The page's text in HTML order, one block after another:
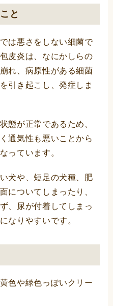
と
は悪さをしない細菌で
皮炎は、なにかしらの
れ、病原性がある細菌
引き起こし、発症しま
態が正常であるため、
通気性も悪いことから
っています。
犬や、短足の犬種、肥
についてしまったり、
、尿が付着してしまっ
なりやすいです。
色や緑色っぽいクリー